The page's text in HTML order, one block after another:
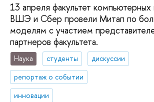
13 апреля факультет
ВШЭ и Сбер провели Митап по
моделям с участием
партнеров факультета.
Наука студенты
дискуссии
репортаж о событии
инновации